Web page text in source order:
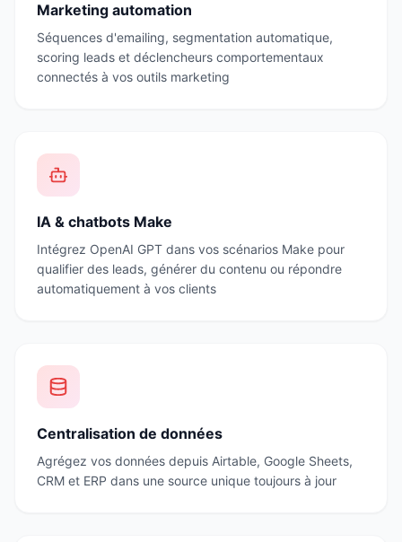
Marketing automation
Séquences d'emailing, segmentation automatique,
scoring leads et déclencheurs comportementaux
connectés à vos outils marketing
IA & chatbots Make
Intégrez OpenAI GPT dans vos scénarios Make pour
qualifier des leads, générer du contenu ou répondre
automatiquement à vos clients
Centralisation de données
Agrégez vos données depuis Airtable, Google Sheets,
CRM et ERP dans une source unique toujours à jour